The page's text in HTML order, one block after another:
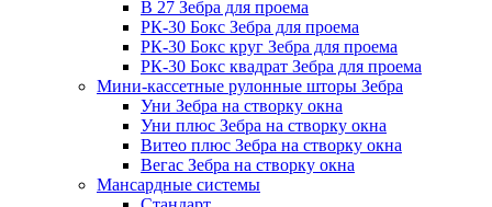
B 27 Зебра для проема
РК-30 Бокс Зебра для проема
РК-30 Бокс круг Зебра для проема
РК-30 Бокс квадрат Зебра для проема
Мини-кассетные рулонные шторы Зебра
Уни Зебра на створку окна
Уни плюс Зебра на створку окна
Витео плюс Зебра на створку окна
Вегас Зебра на створку окна
Мансардные системы